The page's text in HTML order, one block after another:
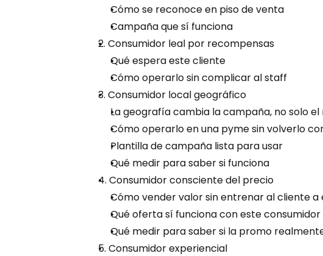
Cómo se reconoce en piso de venta
Campaña que sí funciona
2. Consumidor leal por recompensas
Qué espera este cliente
Cómo operarlo sin complicar al staff
3. Consumidor local geográfico
La geografía cambia la campaña, no solo
Cómo operarlo en una pyme sin volverlo
Plantilla de campaña lista para usar
Qué medir para saber si funciona
4. Consumidor consciente del precio
Cómo vender valor sin entrenar al cliente a
Qué oferta sí funciona con este consumidor
Qué medir para saber si la promo
5. Consumidor experiencial